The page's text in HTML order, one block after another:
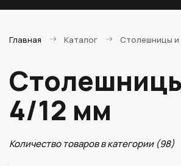
Главная Каталог Столешницы
4/12 мм
Количество товаров в категории (98)